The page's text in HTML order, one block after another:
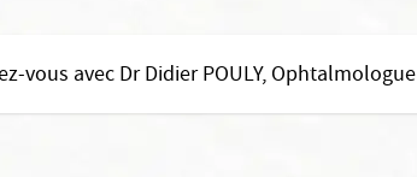
vous avec Dr Didier POULY, Ophtalmologue